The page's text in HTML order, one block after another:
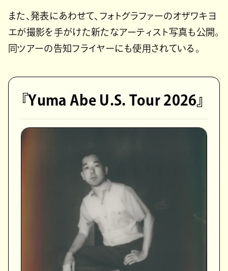
また、発表にあわせて、フォトグラファーのオザワキヨ
エが撮影を手がけた新たなアーティスト写真も公開。
同ツアーの告知フライヤーにも使用されている。
『Yuma Abe U.S. Tour 2026』